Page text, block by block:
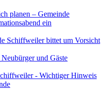
planen – Gemeinde
ein
Schiffweiler bittet um Vorsicht
und Gäste
- Wichtiger Hinweis